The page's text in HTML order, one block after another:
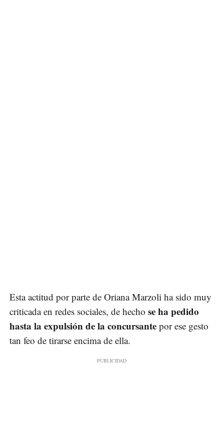
Esta actitud por parte de Oriana Marzoli ha sido muy
criticada en redes sociales, de hecho se ha pedido
hasta la expulsión de la concursante por ese gesto
tan feo de tirarse encima de ella.